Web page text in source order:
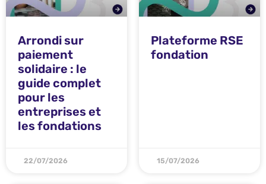
Arrondi sur
paiement
solidaire : le
guide complet
pour les
entreprises et
les fondations
22/07/2026
Plateforme RSE
fondation
15/07/2026